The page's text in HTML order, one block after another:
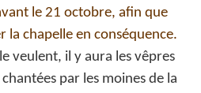
le 21 octobre, afin que
la chapelle en conséquence.
veulent, il y aura les vêpres
par les moines de la